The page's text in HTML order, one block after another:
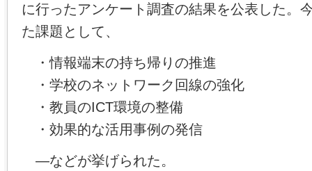
に行ったアンケート調査の結果を公表した。
た課題として、
・情報端末の持ち帰りの推進
・学校のネットワーク回線の強化
・教員のICT環境の整備
・効果的な活用事例の発信
―などが挙げられた。